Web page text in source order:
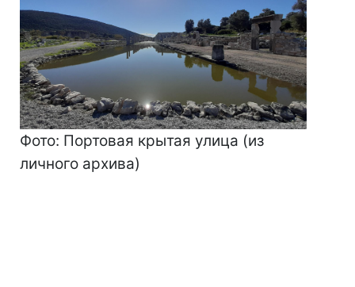
Фото: Портовая крытая улица (из
личного архива)